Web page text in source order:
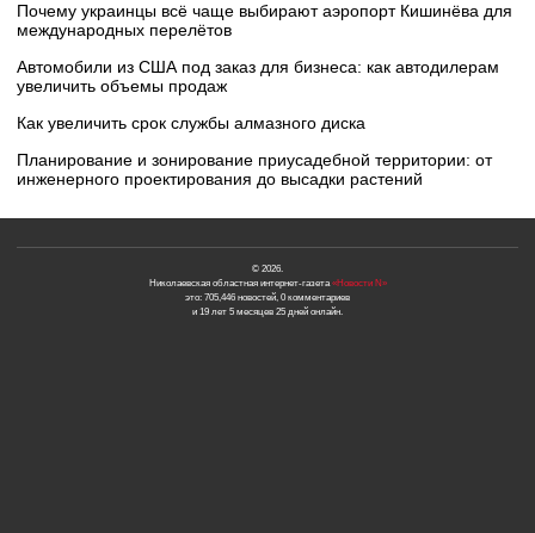
Почему украинцы всё чаще выбирают аэропорт Кишинёва для
международных перелётов
Автомобили из США под заказ для бизнеса: как автодилерам
увеличить объемы продаж
Как увеличить срок службы алмазного диска
Планирование и зонирование приусадебной территории: от
инженерного проектирования до высадки растений
© 2026.
Николаевская областная интернет-газета«Новости N»
это: 705,446 новостей, 0 комментариев
и 19 лет 5 месяцев 25 дней онлайн.